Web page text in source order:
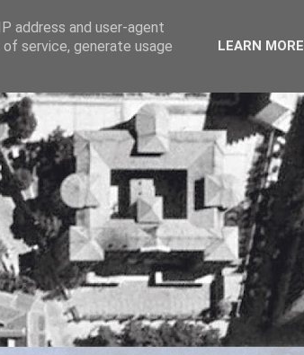
address and user-agent
service, generate usage
LEARN MORE